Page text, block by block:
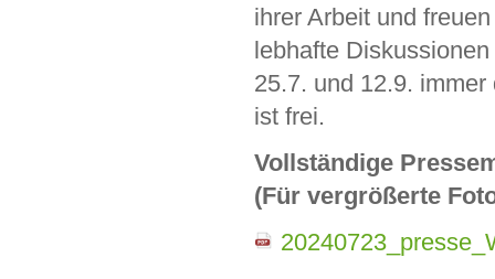
ihrer Arbeit und
lebhafte
25.7. und 12.9.
ist frei.
Vollständige
(Für vergrößerte